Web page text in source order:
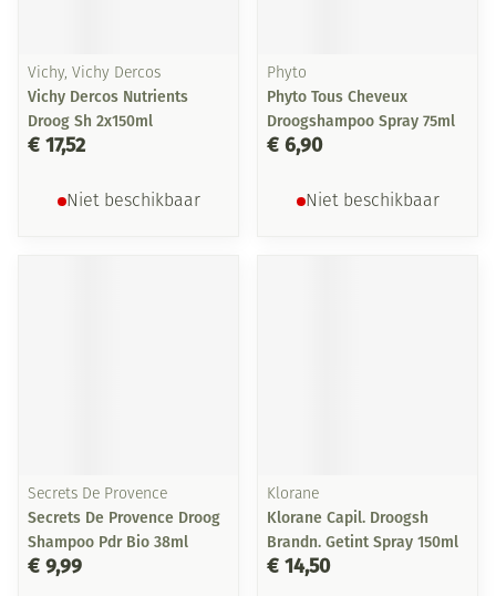
Vichy, Vichy Dercos
Vichy Dercos Nutrients
Droog Sh 2x150ml
€ 17,52
Niet beschikbaar
Phyto
Phyto Tous Cheveux
Droogshampoo Spray 75ml
€ 6,90
Niet beschikbaar
Secrets De Provence
Secrets De Provence Droog
Shampoo Pdr Bio 38ml
€ 9,99
Klorane
Klorane Capil. Droogsh
Brandn. Getint Spray 150ml
€ 14,50